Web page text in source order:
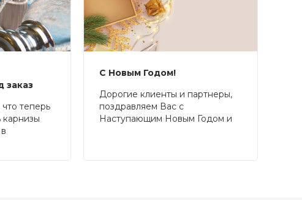
заказ
теперь
карнизы
С Новым Годом!
Дорогие клиенты и партнеры,
поздравляем Вас с
Наступающим Новым Годом и